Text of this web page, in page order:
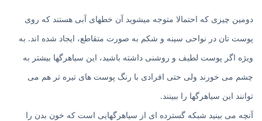
دومین چیزی که احتمالا متوجه میشوید آن خطهای آبی هستند که روی
پوست تان در نواحی سینه و شکم به صورت متقاطع، ایجاد شده اند. به
ویژه اگر پوست لطیف و روشنی داشته باشید، این سیاهرگها بیشتر به
چشم می خورند ولی حتی افرادی با رنگ پوست های تیره تر هم می
توانند این سیاهرگها را ببینند.
آنچه می بینید شبکه گسترده ای از سیاهرگهایی است که خون بدن را